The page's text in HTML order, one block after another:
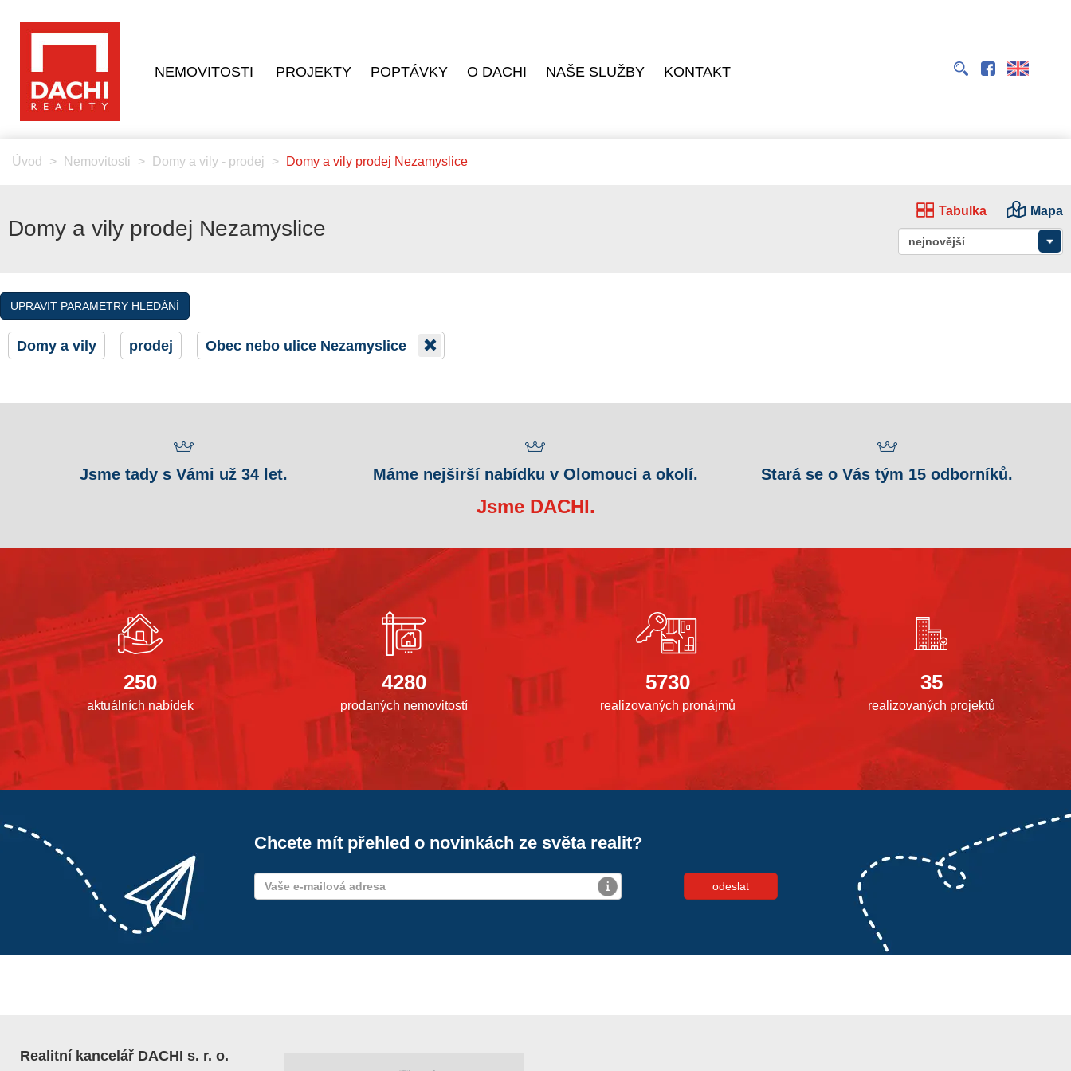
NEMOVITOSTI PROJEKTY POPTÁVKY O DACHI NAŠE SLUŽBY KONTAKT
Úvod Nemovitosti Domy a vily - prodej Domy a vily prodej Nezamyslice
Tabulka Mapa
Domy a vily prodej Nezamyslice
UPRAVIT PARAMETRY HLEDÁNÍ
Domy a vily prodej Obec nebo ulice Nezamyslice
Jsme tady s Vámi už 34 let. Máme nejširší nabídku v Olomouci a okolí. Stará se o Vás tým 15 odborníků.
Jsme DACHI.
250
aktuálních nabídek
4280
prodaných nemovitostí
5730
realizovaných pronájmů
35
realizovaných projektů
Chcete mít přehled o novinkách ze světa realit?
Realitní kancelář DACHI s. r. o.